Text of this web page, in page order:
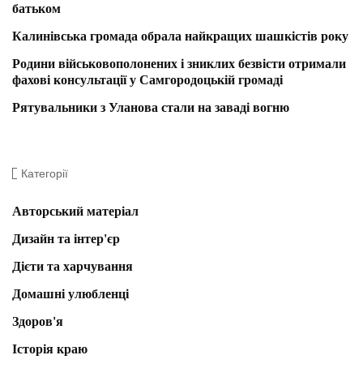
батьком
Калинівська громада обрала найкращих шашкістів року
Родини військовополонених і зниклих безвісти отримали
фахові консультації у Самгородоцькій громаді
Рятувальники з Уланова стали на заваді вогню
Категорії
Авторський матеріал
Дизайн та інтер'єр
Дієти та харчування
Домашні улюбленці
Здоров'я
Історія краю